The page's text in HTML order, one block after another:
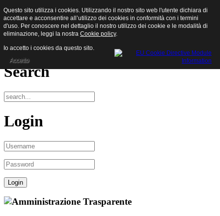
Sisam S.p.a.
Menu
Search
Login
Amministrazione Trasparente
Questo sito utilizza i cookies. Utilizzando il nostro sito web l'utente dichiara di
accettare e acconsentire all’utilizzo dei cookies in conformità con i termini
d'uso. Per conoscere nel dettaglio il nostro utilizzo dei cookie e le modalità di
eliminazione, leggi la nostra Cookie policy.
Io accetto i cookies da questo sito.
Accetto